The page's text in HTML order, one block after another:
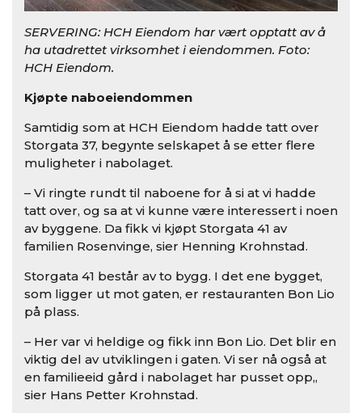
SERVERING: HCH Eiendom har vært opptatt av å
ha utadrettet virksomhet i eiendommen. Foto:
HCH Eiendom.
Kjøpte naboeiendommen
Samtidig som at HCH Eiendom hadde tatt over
Storgata 37, begynte selskapet å se etter flere
muligheter i nabolaget.
– Vi ringte rundt til naboene for å si at vi hadde
tatt over, og sa at vi kunne være interessert i noen
av byggene. Da fikk vi kjøpt Storgata 41 av
familien Rosenvinge, sier Henning Krohnstad.
Storgata 41 består av to bygg. I det ene bygget,
som ligger ut mot gaten, er restauranten Bon Lio
på plass.
– Her var vi heldige og fikk inn Bon Lio. Det blir en
viktig del av utviklingen i gaten. Vi ser nå også at
en familieeid gård i nabolaget har pusset opp,,
sier Hans Petter Krohnstad.